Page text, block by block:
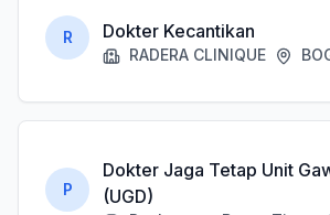
R Dokter Kecantikan
RADERA CLINIQUE
P
Dokter Jaga Tetap Unit
(UGD)